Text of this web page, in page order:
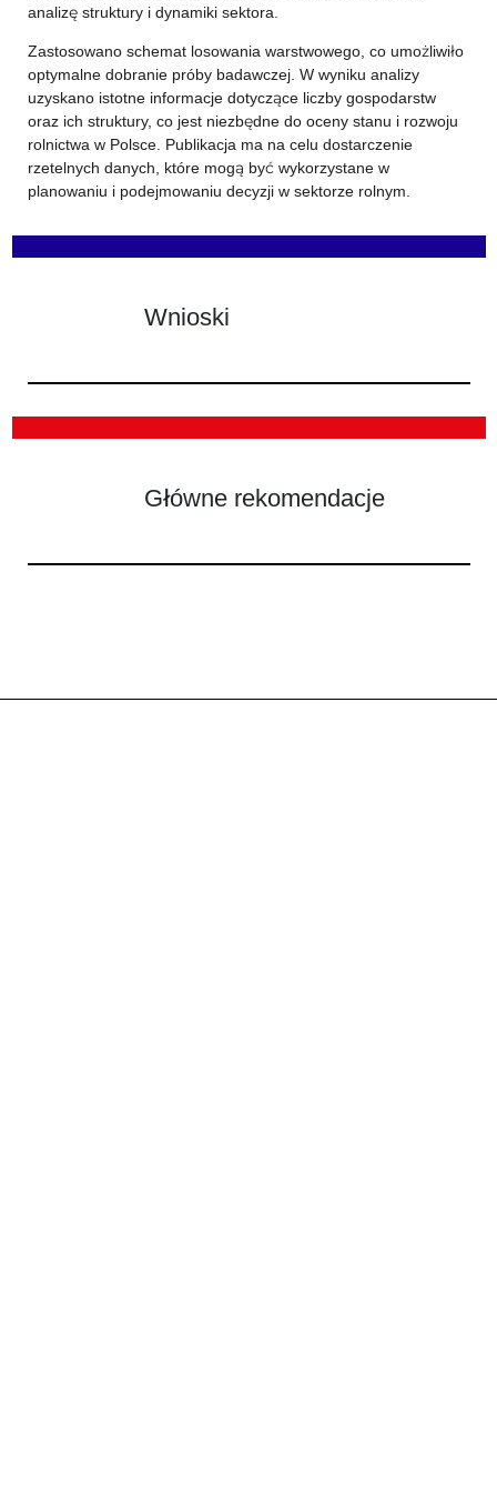
analizę struktury i dynamiki sektora.
Zastosowano schemat losowania warstwowego, co umożliwiło
optymalne dobranie próby badawczej. W wyniku analizy
uzyskano istotne informacje dotyczące liczby gospodarstw
oraz ich struktury, co jest niezbędne do oceny stanu i rozwoju
rolnictwa w Polsce. Publikacja ma na celu dostarczenie
rzetelnych danych, które mogą być wykorzystane w
planowaniu i podejmowaniu decyzji w sektorze rolnym.
Wnioski
Główne rekomendacje